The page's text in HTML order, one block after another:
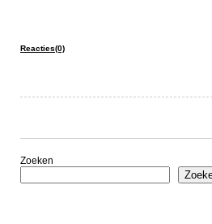
Reacties(0)
Zoeken